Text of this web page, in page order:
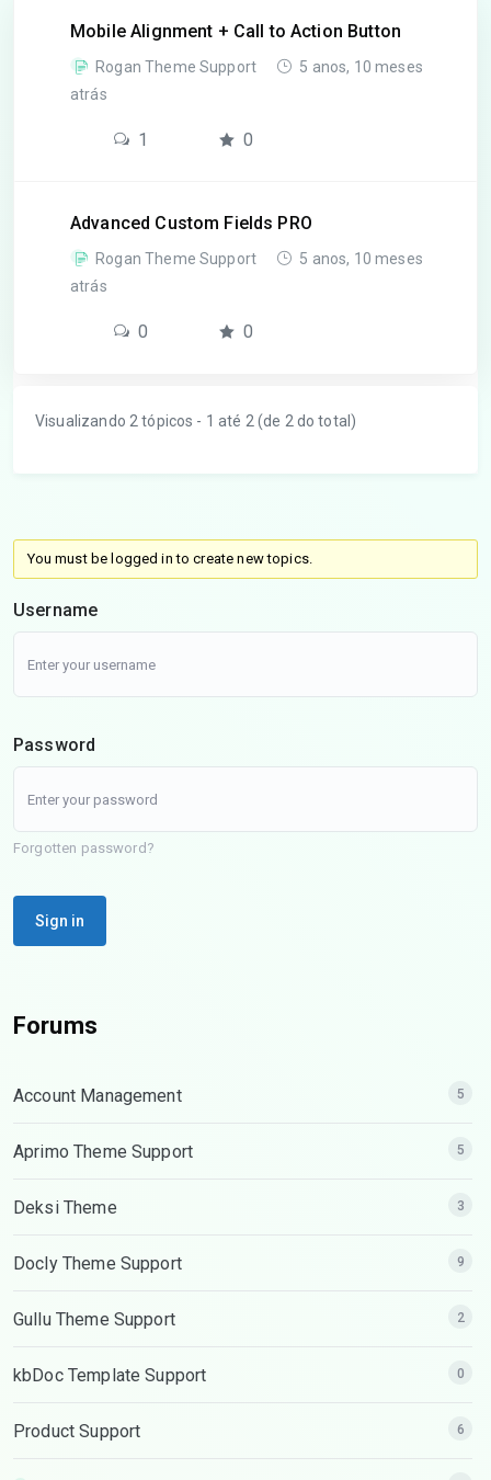
Mobile Alignment + Call to Action Button
Rogan Theme Support
5 anos, 10 meses
atrás
1 0
Advanced Custom Fields PRO
Rogan Theme Support
5 anos, 10 meses
atrás
0 0
Visualizando 2 tópicos - 1 até 2 (de 2 do total)
You must be logged in to create new topics.
Username
Password
Forgotten password?
Sign in
Forums
Account Management 5
Aprimo Theme Support 5
Deksi Theme 3
Docly Theme Support 9
Gullu Theme Support 2
kbDoc Template Support 0
Product Support 6